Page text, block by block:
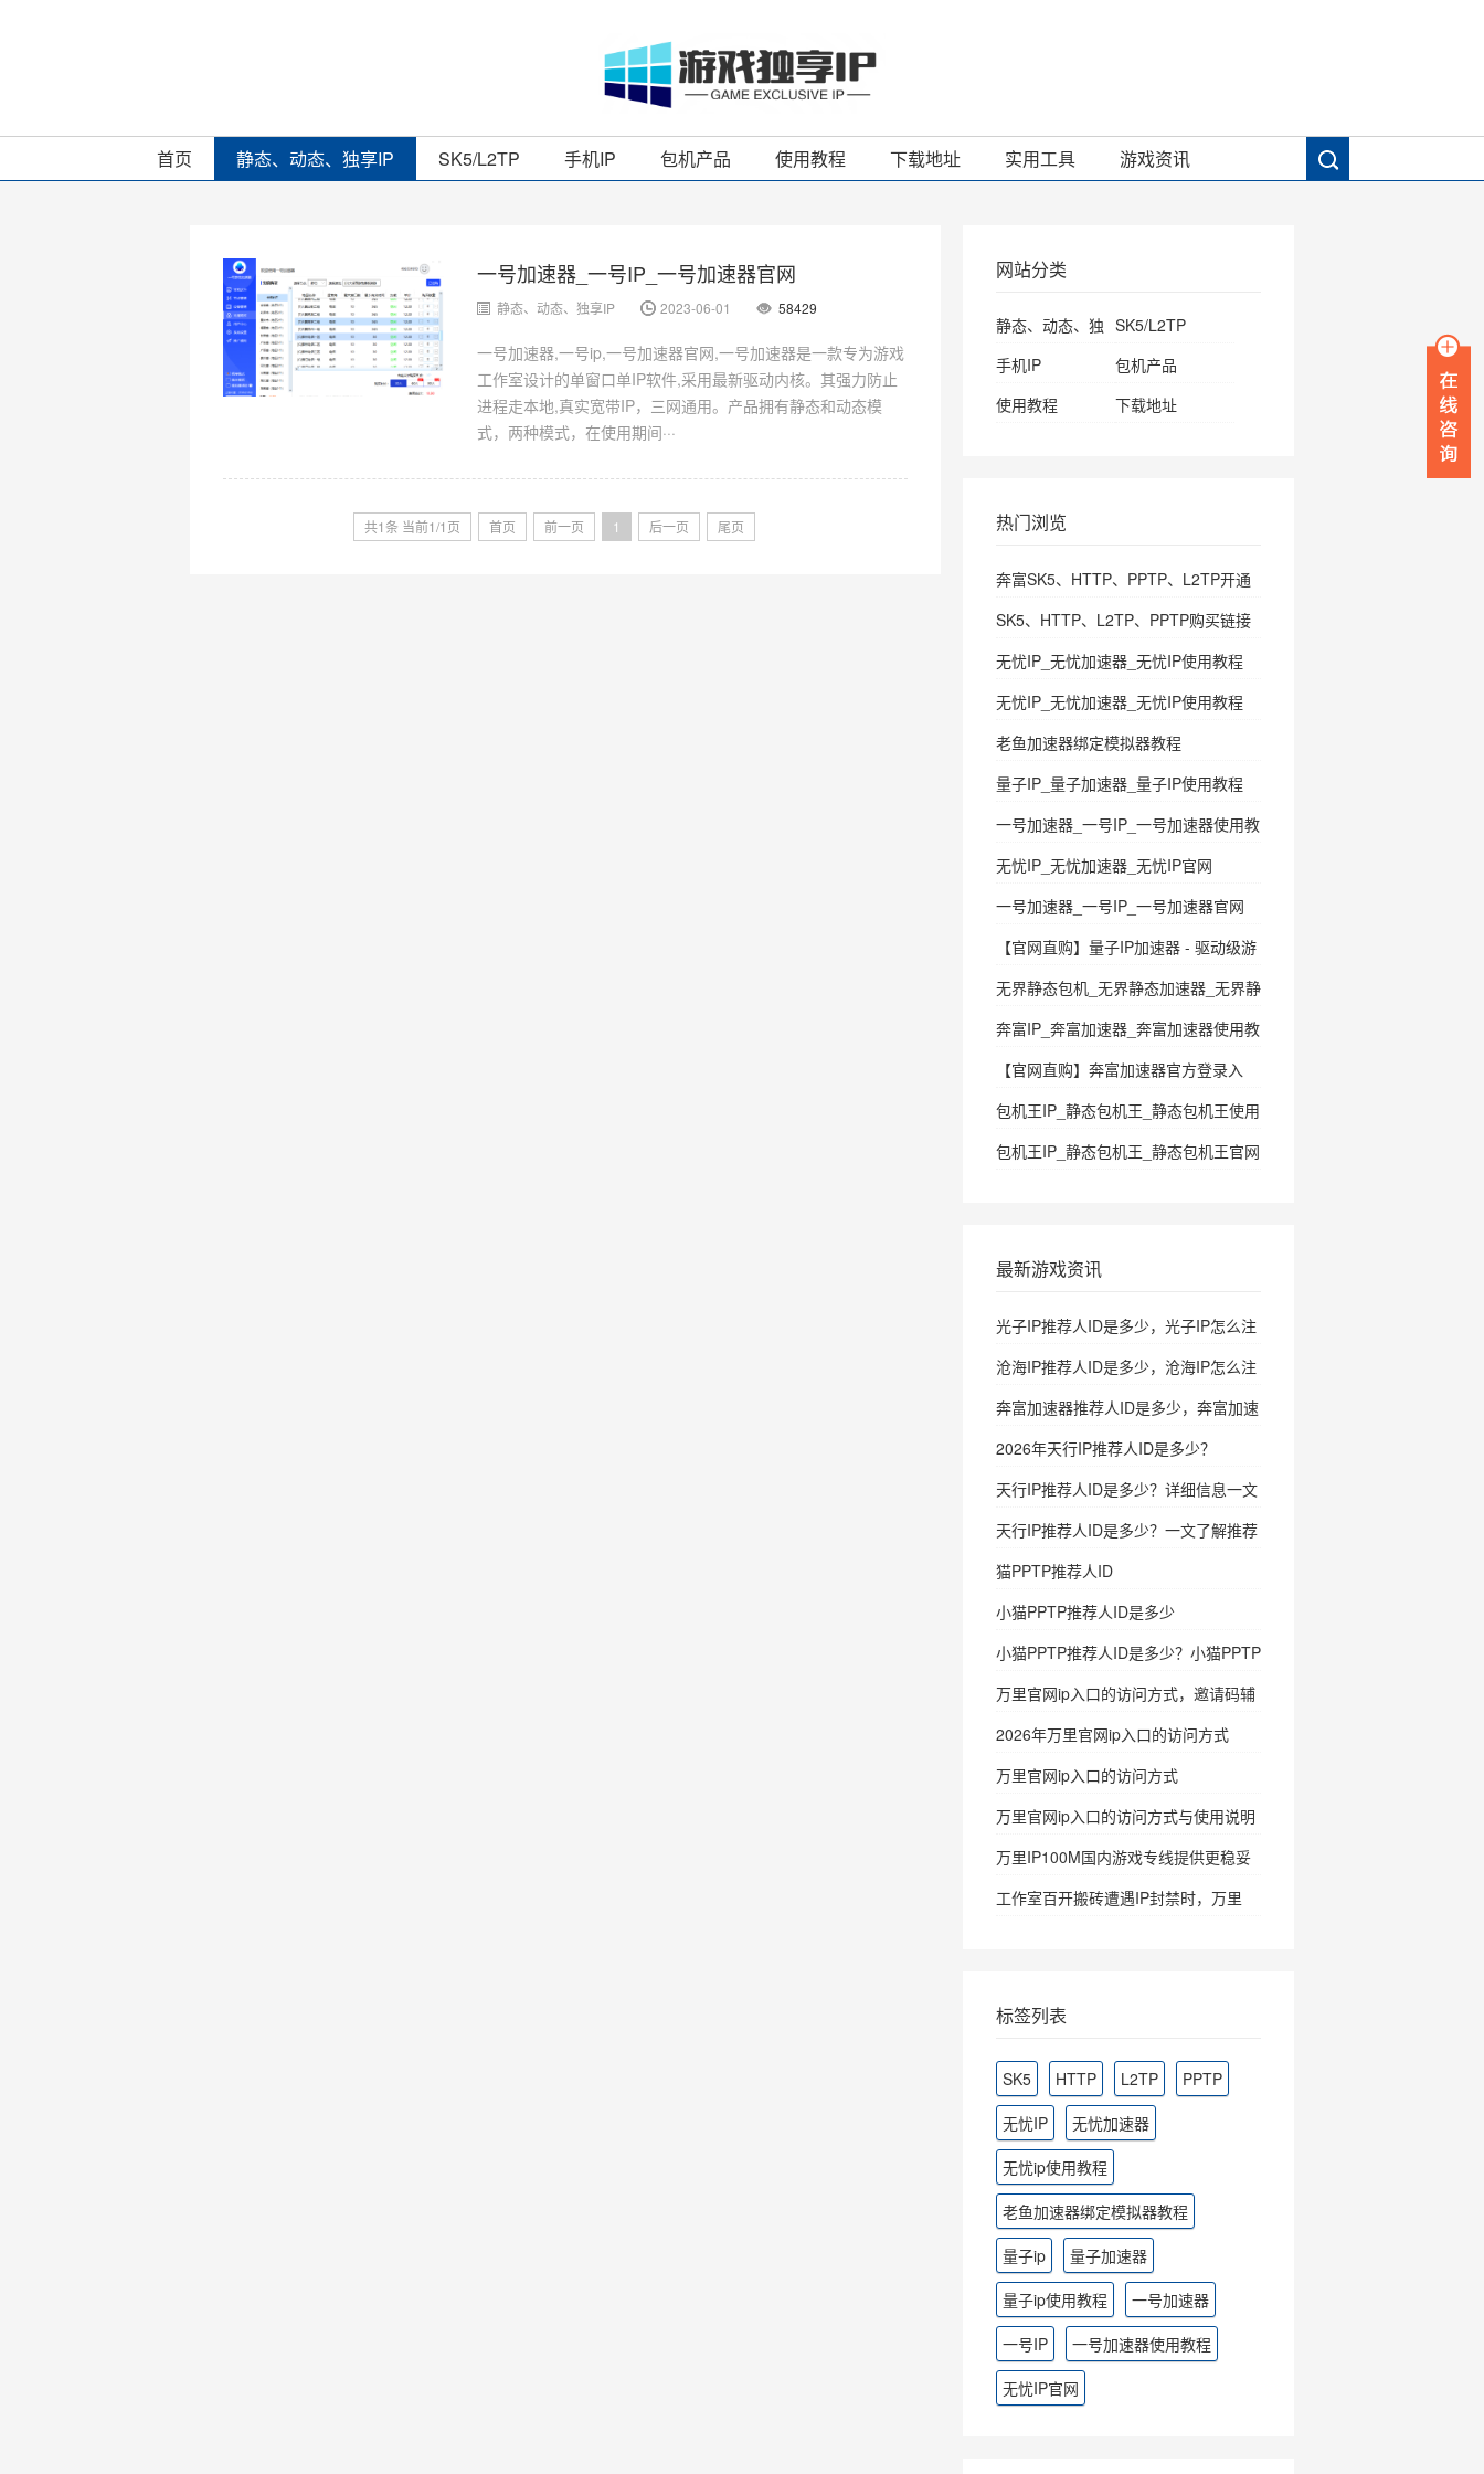
首页 静态、动态、独享IP SK5/L2TP 手机IP 包机产品 使用教程 下载地址 实用工具 游戏资讯
一号加速器_一号IP_一号加速器官网
静态、动态、独享IP 2023-06-01 58429
一号加速器,一号ip,一号加速器官网,一号加速器是一款专为游戏
工作室设计的单窗口单IP软件,采用最新驱动内核。其强力防止
进程走本地,真实宽带IP，三网通用。产品拥有静态和动态模
式，两种模式，在使用期间···
共1条 当前1/1页 首页 前一页 1 后一页 尾页
网站分类
静态、动态、独 SK5/L2TP
手机IP
包机产品
使用教程
下载地址
热门浏览
奔富SK5、HTTP、PPTP、L2TP开通
SK5、HTTP、L2TP、PPTP购买链接
无忧IP_无忧加速器_无忧IP使用教程
无忧IP_无忧加速器_无忧IP使用教程
老鱼加速器绑定模拟器教程
量子IP_量子加速器_量子IP使用教程
一号加速器_一号IP_一号加速器使用教
无忧IP_无忧加速器_无忧IP官网
一号加速器_一号IP_一号加速器官网
【官网直购】量子IP加速器 - 驱动级游
无界静态包机_无界静态加速器_无界静
奔富IP_奔富加速器_奔富加速器使用教
【官网直购】奔富加速器官方登录入
SK5/HTTP/L2TP/PPTP
包机王IP_静态包机王_静态包机王使用
包机王IP_静态包机王_静态包机王官网
最新游戏资讯
光子IP推荐人ID是多少，光子IP怎么注
沧海IP推荐人ID是多少，沧海IP怎么注
奔富加速器推荐人ID是多少，奔富加速
2026年天行IP推荐人ID是多少？
天行IP推荐人ID是多少？详细信息一文
天行IP推荐人ID是多少？一文了解推荐
猫PPTP推荐人ID
小猫PPTP推荐人ID是多少
小猫PPTP推荐人ID是多少？小猫PPTP
万里官网ip入口的访问方式，邀请码辅
2026年万里官网ip入口的访问方式
万里官网ip入口的访问方式
万里官网ip入口的访问方式与使用说明
万里IP100M国内游戏专线提供更稳妥
工作室百开搬砖遭遇IP封禁时，万里
标签列表
SK5 HTTP L2TP
PPTP
无忧IP
无忧加速器
无忧ip使用教程
老鱼加速器绑定模拟器教程
量子ip
量子加速器
量子ip使用教程
一号加速器
一号IP
一号加速器使用教程
无忧IP官网